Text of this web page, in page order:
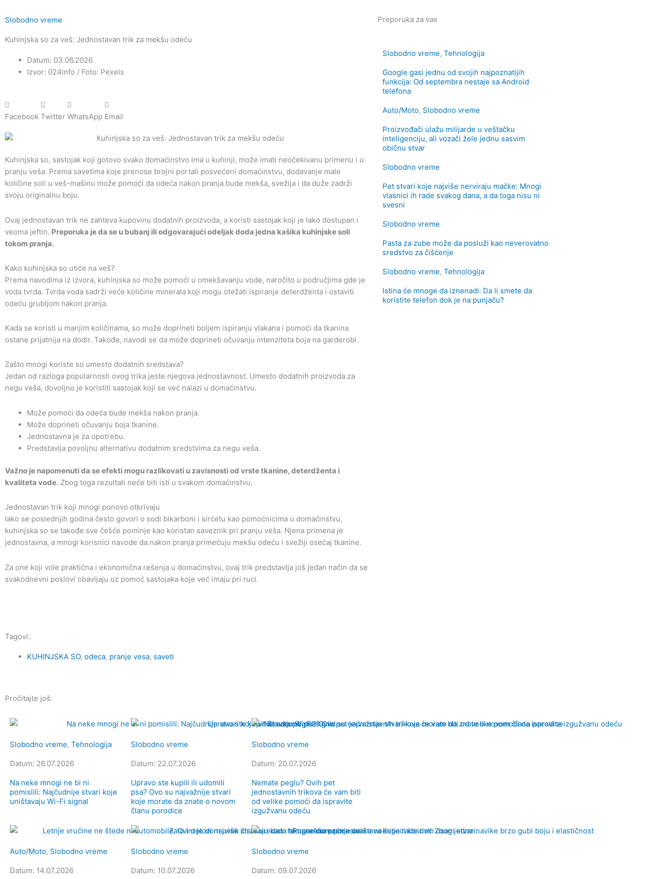
Slobodno vreme
Kuhinjska so za veš: Jednostavan trik za mekšu odeću
Datum: 03.06.2026
Izvor: 024info / Foto: Pexels
Facebook Twitter WhatsApp Email
Kuhinjska so, sastojak koji gotovo svako domaćinstvo ima u kuhinji, može imati neočekivanu primenu i u
pranju veša. Prema savetima koje prenose brojni portali posvećeni domaćinstvu, dodavanje male
količine soli u veš-mašinu može pomoći da odeća nakon pranja bude mekša, svežija i da duže zadrži
svoju originalnu boju.
Ovaj jednostavan trik ne zahteva kupovinu dodatnih proizvoda, a koristi sastojak koji je lako dostupan i
veoma jeftin. Preporuka je da se u bubanj ili odgovarajući odeljak doda jedna kašika kuhinjske soli
tokom pranja.
Kako kuhinjska so utiče na veš?
Prema navodima iz izvora, kuhinjska so može pomoći u omekšavanju vode, naročito u područjima gde je
voda tvrda. Tvrda voda sadrži veće količine minerala koji mogu otežati ispiranje deterdženta i ostaviti
odeću grubljom nakon pranja.
Kada se koristi u manjim količinama, so može doprineti boljem ispiranju vlakana i pomoći da tkanina
ostane prijatnija na dodir. Takođe, navodi se da može doprineti očuvanju intenziteta boja na garderobi.
Zašto mnogi koriste so umesto dodatnih sredstava?
Jedan od razloga popularnosti ovog trika jeste njegova jednostavnost. Umesto dodatnih proizvoda za
negu veša, dovoljno je koristiti sastojak koji se već nalazi u domaćinstvu.
Može pomoći da odeća bude mekša nakon pranja.
Može doprineti očuvanju boja tkanine.
Jednostavna je za upotrebu.
Predstavlja povoljnu alternativu dodatnim sredstvima za negu veša.
Važno je napomenuti da se efekti mogu razlikovati u zavisnosti od vrste tkanine, deterdženta i
kvaliteta vode. Zbog toga rezultati neće biti isti u svakom domaćinstvu.
Jednostavan trik koji mnogi ponovo otkrivaju
Iako se poslednjih godina često govori o sodi bikarboni i sirćetu kao pomoćnicima u domaćinstvu,
kuhinjska so se takođe sve češće pominje kao koristan saveznik pri pranju veša. Njena primena je
jednostavna, a mnogi korisnici navode da nakon pranja primećuju mekšu odeću i svežiji osećaj tkanine.
Za one koji vole praktična i ekonomična rešenja u domaćinstvu, ovaj trik predstavlja još jedan način da se
svakodnevni poslovi obavljaju uz pomoć sastojaka koje već imaju pri ruci.
Tagovi:
KUHINJSKA SO, odeca, pranje vesa, saveti
Pročitajte još:
Slobodno vreme, Tehnologija
Datum: 26.07.2026
Na neke mnogi ne bi ni
pomislili: Najčudnije stvari koje
uništavaju Wi-Fi signal
Slobodno vreme
Datum: 22.07.2026
Upravo ste kupili ili udomili
psa? Ovo su najvažnije stvari
koje morate da znate o novom
članu porodice
Slobodno vreme
Datum: 20.07.2026
Nemate peglu? Ovih pet
jednostavnih trikova će vam biti
od velike pomoći da ispravite
izgužvanu odeću
Auto/Moto, Slobodno vreme
Datum: 14.07.2026
Slobodno vreme
Datum: 10.07.2026
Slobodno vreme
Datum: 09.07.2026
Preporuka za vas
Slobodno vreme, Tehnologija
Google gasi jednu od svojih najpoznatijih
funkcija: Od septembra nestaje sa Android
telefona
Auto/Moto, Slobodno vreme
Proizvođači ulažu milijarde u veštačku
inteligenciju, ali vozači žele jednu sasvim
običnu stvar
Slobodno vreme
Pet stvari koje najviše nerviraju mačke: Mnogi
vlasnici ih rade svakog dana, a da toga nisu ni
svesni
Slobodno vreme
Pasta za zube može da posluži kao neverovatno
sredstvo za čišćenje
Slobodno vreme, Tehnologija
Istina će mnoge da iznenadi: Da li smete da
koristite telefon dok je na punjaču?